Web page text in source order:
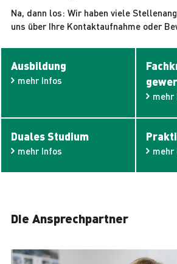
Na, dann los: Wir haben viele
uns über Ihre Kontaktaufnahme oder
Ausbildung
mehr Infos
mehr
Duales Studium
mehr Infos mehr
Die Ansprechpartner